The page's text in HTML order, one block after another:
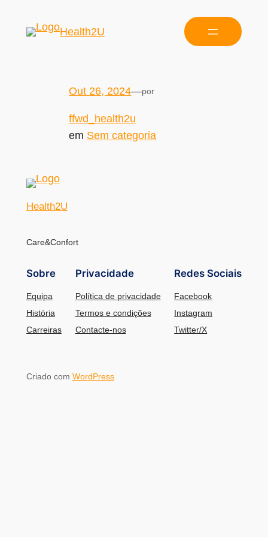
Health2U
Out 26, 2024—por
ffwd_health2u
em Sem categoria
Health2U
Care&Confort
Sobre
Equipa
História
Carreiras
Privacidade
Política de privacidade
Termos e condições
Contacte-nos
Redes Sociais
Facebook
Instagram
Twitter/X
Criado com WordPress